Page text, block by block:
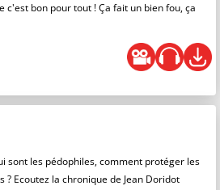
c'est bon pour tout ! Ça fait un bien fou, ça
sont les pédophiles, comment protéger les
Ecoutez la chronique de Jean Doridot